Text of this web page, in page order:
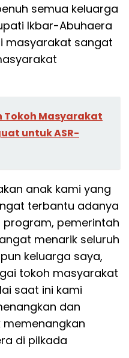
semua keluarga
Ikbar-Abuhaera
masyarakat sangat
Tokoh Masyarakat
untuk ASR-
anak kami yang
terbantu adanya
pemerintah
menarik seluruh
keluarga saya,
tokoh masyarakat
saat ini kami
dan
di pilkada